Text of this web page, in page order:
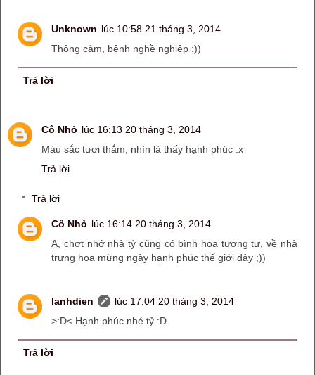
Unknown lúc 10:58 21 tháng 3, 2014
Thông cảm, bệnh nghề nghiệp :))
Trả lời
Cô Nhỏ lúc 16:13 20 tháng 3, 2014
Màu sắc tươi thắm, nhìn là thấy hạnh phúc :x
Trả lời
Trả lời
Cô Nhỏ lúc 16:14 20 tháng 3, 2014
A, chợt nhớ nhà tỷ cũng có bình hoa tương tự, về nhà
trưng hoa mừng ngày hạnh phúc thế giới đây ;))
lanhdien
lúc 17:04 20 tháng 3, 2014
>:D< Hạnh phúc nhé tỷ :D
Trả lời